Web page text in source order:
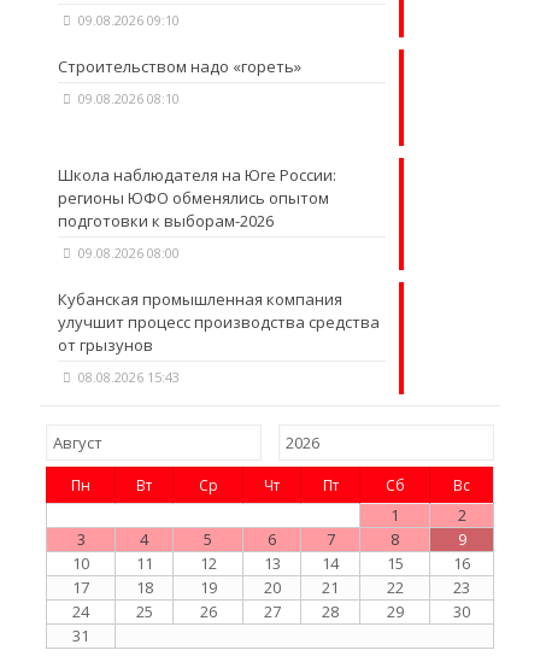
09.08.2026 09:10
Строительством надо «гореть»
09.08.2026 08:10
Школа наблюдателя на Юге России:
регионы ЮФО обменялись опытом
подготовки к выборам-2026
09.08.2026 08:00
Кубанская промышленная компания
улучшит процесс производства средства
от грызунов
08.08.2026 15:43
Пн Вт Ср Чт Пт Сб Вс
1
2
3
4 5 6 7 8
9
10
11 12 13 14 15
16
17
18 19 20 21 22
23
24
25 26 27 28 29
30
31